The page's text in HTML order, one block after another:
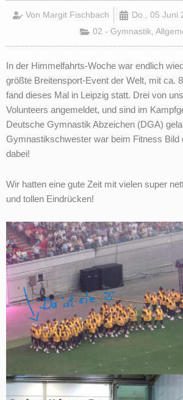
Von Margit Fischbach Do., 05 Juni
02 - Gymnastik
In der Himmelfahrts-Woche war endlich
größte Breitensport-Event der Welt, mit ca.
fand dieses Mal in Leipzig statt. Drei von
Volunteers angemeldet, und sind im
Deutsche Gymnastik Abzeichen (DGA)
Gymnastikschwester war beim Fitness Bild
dabei!
Wir hatten eine gute Zeit mit vielen super
und tollen Eindrücken!